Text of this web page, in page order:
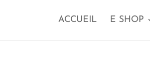
ACCUEIL E SHOP